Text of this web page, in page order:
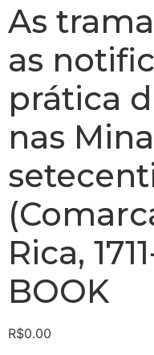
As
as
prática
nas
Rica,
BOOK
R$0.00